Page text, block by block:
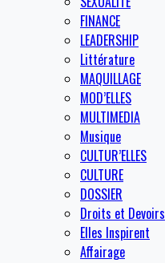
FINANCE
LEADERSHIP
Littérature
MAQUILLAGE
MOD’ELLES
MULTIMEDIA
Musique
CULTUR’ELLES
CULTURE
DOSSIER
Droits et Devoirs
Elles Inspirent
Affairage